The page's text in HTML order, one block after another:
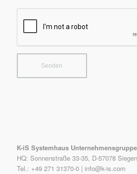
K-iS Systemhaus Unternehmensgruppe
HQ: Sonnenstraße 33-35, D-57078
Tel.: +49 271 31370-0 | info@k-is.com